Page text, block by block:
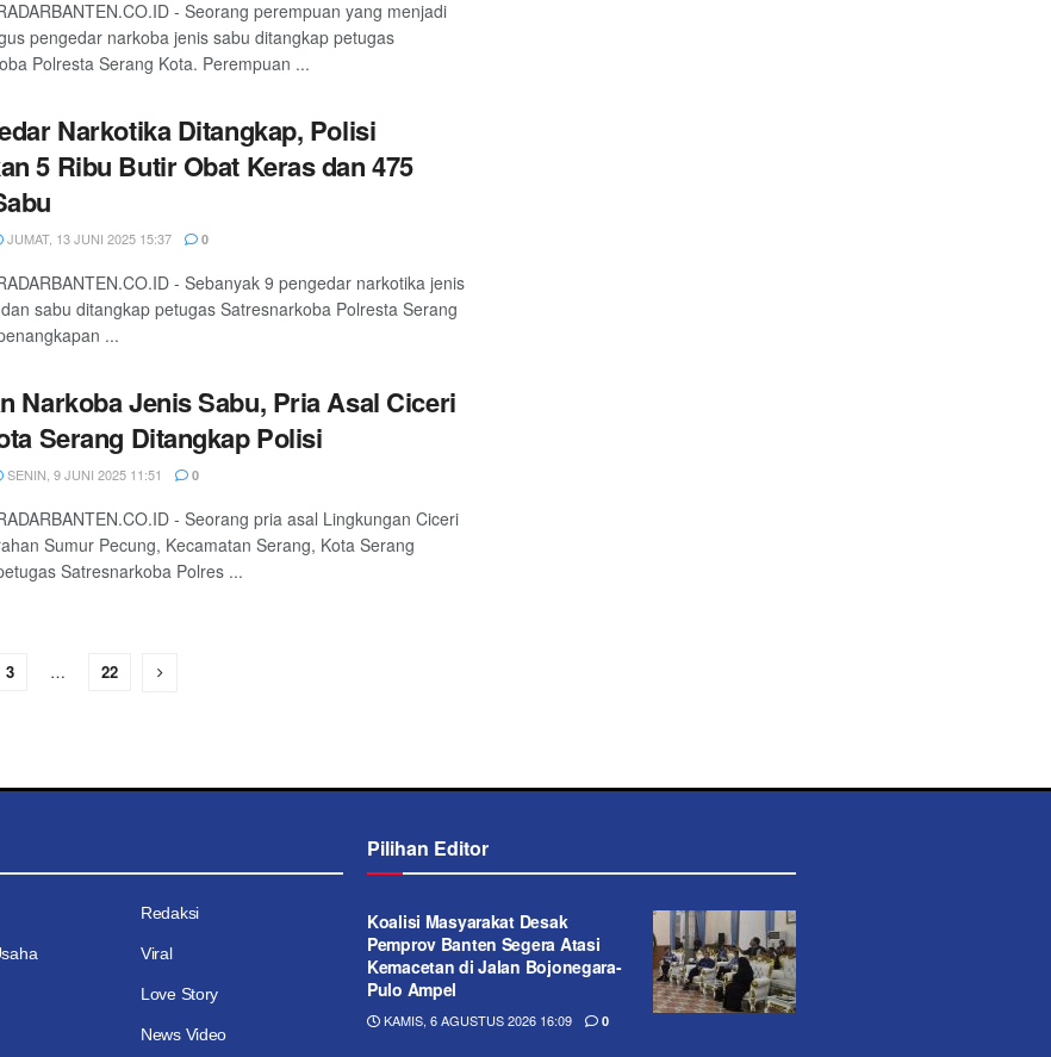
- Seorang perempuan yang menjadi
pengedar narkoba jenis sabu ditangkap petugas
Polresta Serang Kota. Perempuan ...
Narkotika Ditangkap, Polisi
5 Ribu Butir Obat Keras dan 475
JUMAT, 13 JUNI 2025 15:37 0
- Sebanyak 9 pengedar narkotika jenis
sabu ditangkap petugas Satresnarkoba Polresta Serang
...
Narkoba Jenis Sabu, Pria Asal Ciceri
Serang Ditangkap Polisi
SENIN, 9 JUNI 2025 11:51 0
- Seorang pria asal Lingkungan Ciceri
Sumur Pecung, Kecamatan Serang, Kota Serang
Satresnarkoba Polres ...
3 … 22
Redaksi
Viral
Love Story
News Video
Pilihan Editor
Koalisi Masyarakat Desak
Pemprov Banten Segera Atasi
Kemacetan di Jalan Bojonegara-
Pulo Ampel
KAMIS, 6 AGUSTUS 2026 16:09 0